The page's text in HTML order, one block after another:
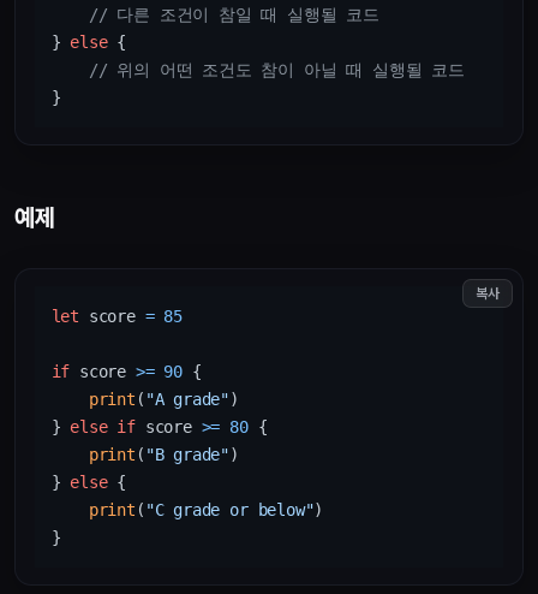
// 다른 조건이 참일 때 실행될 코드
} else {
// 위의 어떤 조건도 참이 아닐 때 실행될 코드
예제
let score = 85
if score >= 90 {
print ( "A grade")
} else if score >= 80 {
print ( "B grade")
} else {
print ( "C grade or below")
복사